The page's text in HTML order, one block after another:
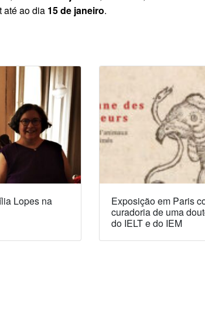
até ao dia 15 de janeiro.
Lopes na
Exposição em Paris
curadoria de uma
do IELT e do IEM